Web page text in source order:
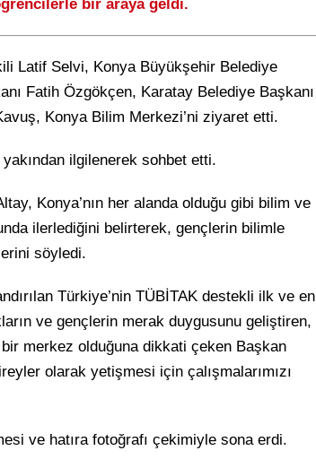
bir araya geldi.
Latif Selvi, Konya Büyükşehir Belediye
Fatih Özgökçen, Karatay Belediye Başkanı
Konya Bilim Merkezi’ni ziyaret etti.
ilgilenerek sohbet etti.
Konya’nın her alanda olduğu gibi bilim ve
ilerlediğini belirterek, gençlerin bilimle
söyledi.
Türkiye’nin TÜBİTAK destekli ilk ve en
ve gençlerin merak duygusunu geliştiren,
merkez olduğuna dikkati çeken Başkan
olarak yetişmesi için çalışmalarımızı
ve hatıra fotoğrafı çekimiyle sona erdi.